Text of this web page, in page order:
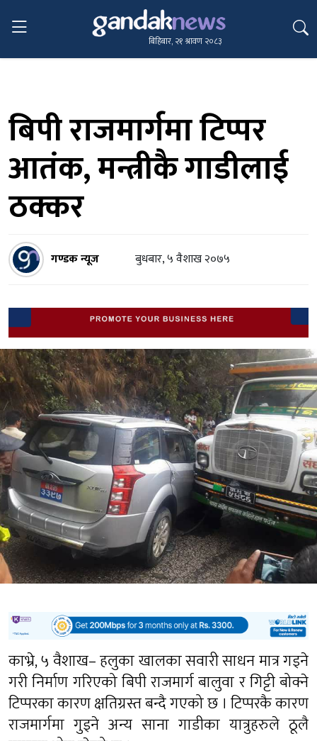
बिहिबार, २१ श्रावण २०८३
बिपी राजमार्गमा टिप्पर
आतंक, मन्त्रीकै गाडीलाई
ठक्कर
गण्डक न्यूज बुधबार, ५ वैशाख २०७५
काभ्रे, ५ वैशाख– हलुका खालका सवारी साधन मात्र गड्ने
गरी निर्माण गरिएको बिपी राजमार्ग बालुवा र गिट्टी बोक्ने
टिप्परका कारण क्षतिग्रस्त बन्दै गएको छ । टिप्परकै कारण
राजमार्गमा गुड्ने अन्य साना गाडीका यात्रुहरुले ठूलै